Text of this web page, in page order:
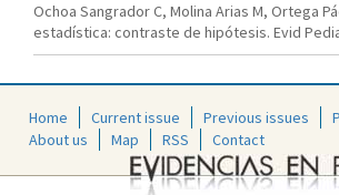
Ochoa Sangrador C, Molina Arias M, Ortega
estadística: contraste de hipótesis. Evid
Home Current issue Previous issues
About us
Map RSS Contact